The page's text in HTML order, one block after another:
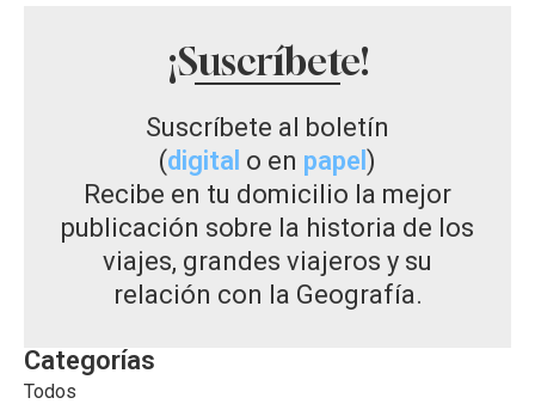
¡Suscríbete!
Suscríbete al boletín
(digital o en papel )
Recibe en tu domicilio la mejor
publicación sobre la historia de los
viajes, grandes viajeros y su
relación con la Geografía.
Categorías
Todos